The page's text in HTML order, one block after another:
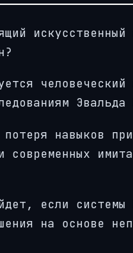
искусственный
человеческий
Эвальда
навыков при
современных
если системы
на основе